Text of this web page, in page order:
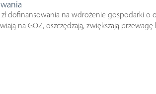
dofinansowania na wdrożenie gospodarki o
na GOZ, oszczędzają, zwiększają